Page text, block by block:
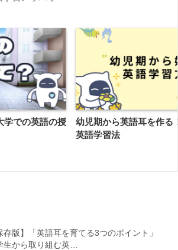
学での英語の授
幼児期から英語耳を作る
英語学習法
存版】「英語耳を育てる3つのポイント」
生から取り組む英…